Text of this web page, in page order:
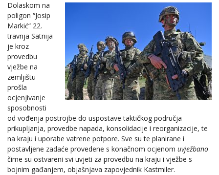
Dolaskom na
poligon “Josip
Markić“ 22.
travnja Satnija
je kroz
provedbu
vježbe na
zemljištu
prošla
ocjenjivanje
sposobnosti
od vođenja postrojbe do uspostave taktičkog područja
prikupljanja, provedbe napada, konsolidacije i reorganizacije, te
na kraju i uporabe vatrene potpore. Sve su te planirane i
postavljene zadaće provedene s konačnom ocjenom uvježbano
čime su ostvareni svi uvjeti za provedbu na kraju i vježbe s
bojnim gađanjem, objašnjava zapovjednik Kastmiler.